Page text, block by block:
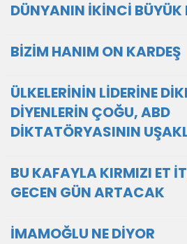
DÜNYANIN İKİNCİ
BİZİM HANIM ON KARDEŞ
ÜLKELERİNİN LİDERİNE
DİYENLERİN ÇOĞU, ABD
DİKTATÖRYASININ
BU KAFAYLA KIRMIZI ET
GECEN GÜN ARTACAK
İMAMOĞLU NE DİYOR